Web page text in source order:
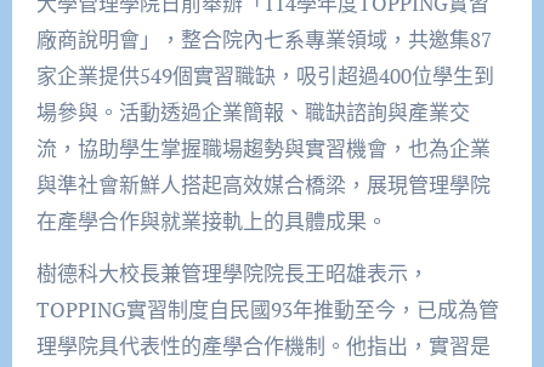
廠商說明會」，整合院內七系專業領域，共邀集87
家企業提供549個實習職缺，吸引超過400位學生到
場參與。活動透過企業簡報、職缺諮詢與產業交
流，協助學生掌握職場趨勢與實習機會，也為企業
與準社會新鮮人搭起高效媒合橋梁，展現管理學院
在產學合作與就業接軌上的具體成果。
樹德科大校長兼管理學院院長王昭雄表示，
TOPPING實習制度自民國93年推動至今，已成為管
理學院具代表性的產學合作機制。他指出，實習是